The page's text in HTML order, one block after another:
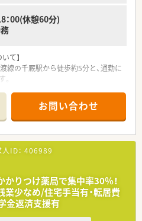
進していきたいと考えており、増員の
：00(休憩60分)
て】
線の千厩駅から徒歩約5分と、通勤に
。
4名が在籍しており、互いに協力しな
ついて】
任候補の募集になります。スキル・
ァーとなります。
めに腰を据えて長く勤務していただ
て柔軟に対応し、チームワークを大
す。
お問い合わせ
ID： 406989
りつけ薬局で集中率30％！
少なめ/住宅手当有・転居費
金返済支援有